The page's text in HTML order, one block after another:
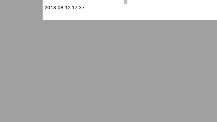
2018-09-12 17:37